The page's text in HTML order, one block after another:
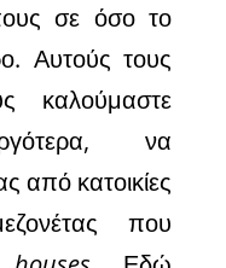
σε όσο το
Αυτούς τους
καλούμαστε
να
από κατοικίες
που